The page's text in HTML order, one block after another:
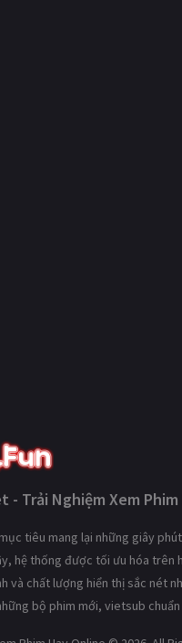
- Trải Nghiệm Xem
tiêu mang lại những giây
hệ thống được tối ưu hóa
và chất lượng hiển thị sắc nét
bộ phim mới, vietsub